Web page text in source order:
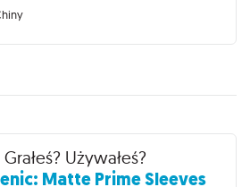
Używałeś?
Matte Prime Sleeves